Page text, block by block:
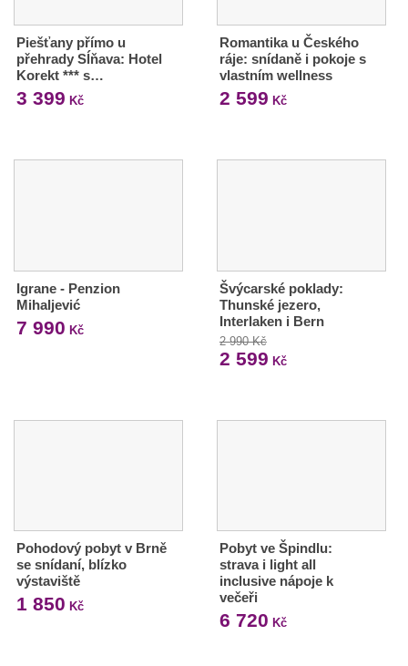
Piešťany přímo u
přehrady Sĺňava: Hotel
Korekt *** s…
3 399 Kč
Romantika u Českého
ráje: snídaně i pokoje s
vlastním wellness
2 599 Kč
Igrane - Penzion
Mihaljević
7 990 Kč
Švýcarské poklady:
Thunské jezero,
Interlaken i Bern
2 990 Kč
2 599 Kč
Pohodový pobyt v Brně
se snídaní, blízko
výstaviště
1 850 Kč
Pobyt ve Špindlu:
strava i light all
inclusive nápoje k
večeři
6 720 Kč